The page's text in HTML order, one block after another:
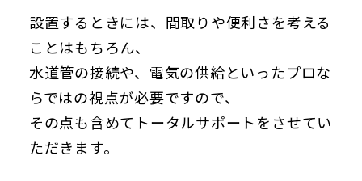
設置するときには、間取りや便利さを考える
ことはもちろん、
水道管の接続や、電気の供給といったプロな
らではの視点が必要ですので、
その点も含めてトータルサポートをさせてい
ただきます。